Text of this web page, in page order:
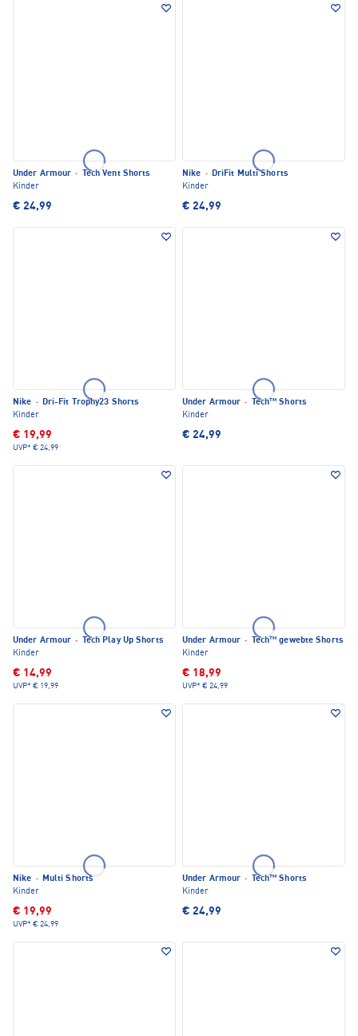
Under Armour ·
Tech Vent Shorts
Kinder
€ 24,99
Nike · DriFit Multi Shorts
Kinder
€ 24,99
Nike · Dri-Fit Trophy23 Shorts
Kinder
€ 19,99
UVP* € 24,99
Under Armour ·
Tech™ Shorts
Kinder
€ 24,99
Under Armour ·
Tech Play Up Shorts
Kinder
€ 14,99
UVP* € 19,99
Under Armour ·
Tech™ gewebte Shorts
Kinder
€ 18,99
UVP* € 24,99
Nike · Multi Shorts
Kinder
€ 19,99
UVP* € 24,99
Under Armour ·
Tech™ Shorts
Kinder
€ 24,99